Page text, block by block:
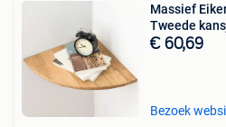
Massief
Tweede
€ 60,69
Bezoek